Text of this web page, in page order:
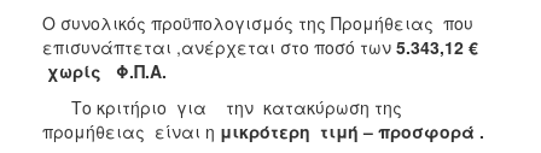
Ο συνολικός προϋπολογισμός της Προμήθειας που
επισυνάπτεται ,ανέρχεται στο ποσό των 5.343,12 €
χωρίς Φ.Π.Α.
Το κριτήριο για την κατακύρωση της
προμήθειας είναι η μικρότερη τιμή – προσφορά .